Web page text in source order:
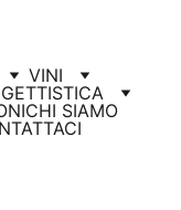
VINI
CHI SIAMO